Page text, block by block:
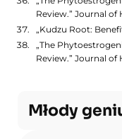
Review.” Journal of
„Kudzu Root:
„The
Review.” Journal of
Młody